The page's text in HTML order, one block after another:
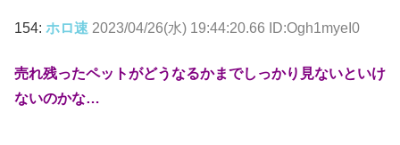
154: ホロ速 2023/04/26(水) 19:44:20.66 ID:Ogh1myeI0
売れ残ったペットがどうなるかまでしっかり見ないといけ
ないのかな…